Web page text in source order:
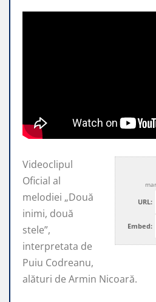
URL:
Embed:
Videoclipul
Oficial al
melodiei „Două
inimi, două
stele”,
interpretata de
Puiu Codreanu,
alături de Armin Nicoară.